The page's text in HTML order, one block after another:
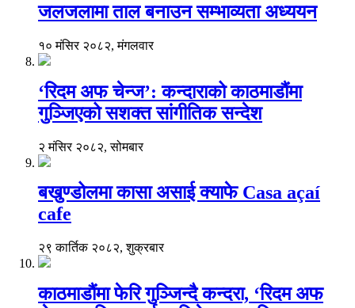
जलजलामा ताल बनाउन सम्भाव्यता अध्ययन
१० मंसिर २०८२, मंगलवार
‘रिदम अफ चेन्ज’: कन्दाराको काठमाडौंमा
गुञ्जिएको सशक्त सांगीतिक सन्देश
२ मंसिर २०८२, सोमबार
बखुण्डोलमा कासा असाई क्याफे Casa açaí
cafe
२९ कार्तिक २०८२, शुक्रबार
काठमाडौंमा फेरि गुञ्जिन्दै कन्दरा, ‘रिदम अफ